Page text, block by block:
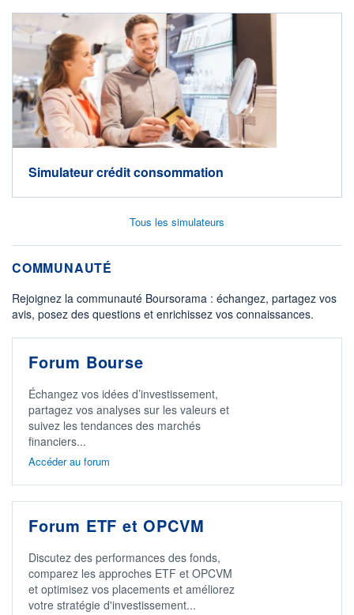
Simulateur crédit consommation
Tous les simulateurs
COMMUNAUTÉ
Rejoignez la communauté Boursorama : échangez, partagez vos
avis, posez des questions et enrichissez vos connaissances.
Forum Bourse
Échangez vos idées d’investissement,
partagez vos analyses sur les valeurs et
suivez les tendances des marchés
financiers...
Accéder au forum
Forum ETF et OPCVM
Discutez des performances des fonds,
comparez les approches ETF et OPCVM
et optimisez vos placements et améliorez
votre stratégie d'investissement...